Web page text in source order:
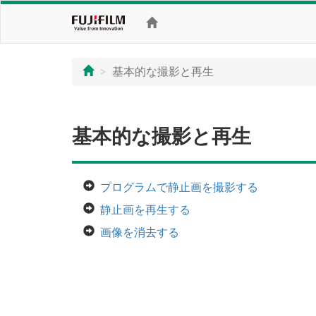
基本的な撮影と再生
基本的な撮影と再生
プログラムで静止画を撮影する
静止画を再生する
画像を消去する